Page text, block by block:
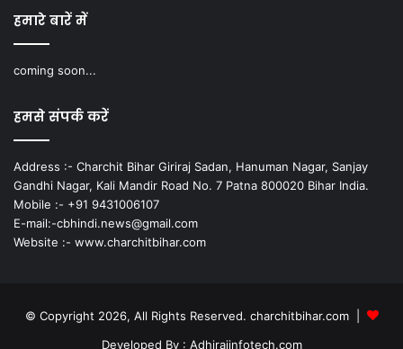
हमारे बारें में
coming soon...
हमसे संपर्क करें
Address :- Charchit Bihar Giriraj Sadan, Hanuman Nagar, Sanjay
Gandhi Nagar, Kali Mandir Road No. 7 Patna 800020 Bihar India.
Mobile :- +91 9431006107
E-mail:-cbhindi.news@gmail.com
Website :- www.charchitbihar.com
© Copyright 2026, All Rights Reserved. charchitbihar.com |
Developed By : Adhirajinfotech.com